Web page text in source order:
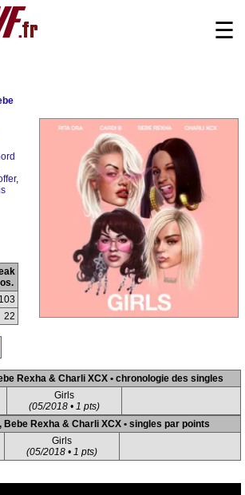
☰
,
103
22
Rexha & Charli XCX • chronologie des singles
Girls
(05/2018 • 1 pts)
Bebe Rexha & Charli XCX • singles par points
Girls
(05/2018 • 1 pts)